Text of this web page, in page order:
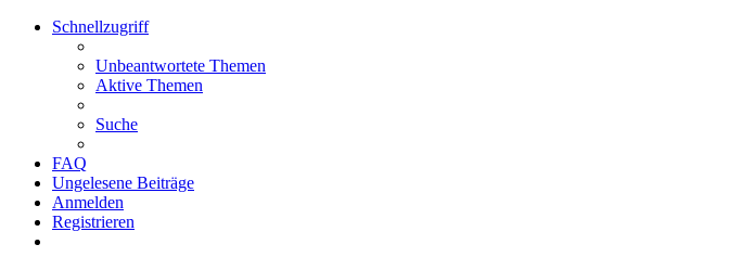
Schnellzugriff
Unbeantwortete Themen
Aktive Themen
Suche
FAQ
Ungelesene Beiträge
Anmelden
Registrieren